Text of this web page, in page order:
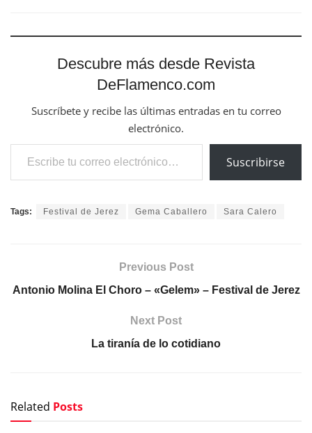
Descubre más desde Revista
DeFlamenco.com
Suscríbete y recibe las últimas entradas en tu correo
electrónico.
Escribe tu correo electrónico…
Suscribirse
Tags: Festival de Jerez Gema Caballero Sara Calero
Previous Post
Antonio Molina El Choro – «Gelem» – Festival de Jerez
Next Post
La tiranía de lo cotidiano
Related Posts